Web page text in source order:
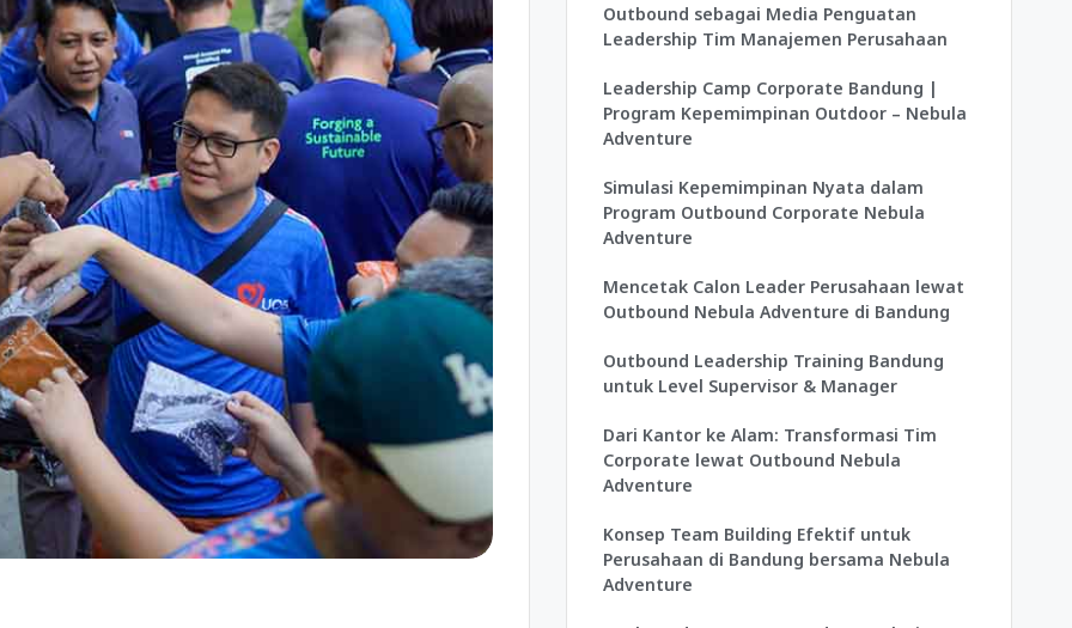
Outbound sebagai Media Penguatan
Leadership Tim Manajemen Perusahaan
Leadership Camp Corporate Bandung |
Program Kepemimpinan Outdoor – Nebula
Adventure
Simulasi Kepemimpinan Nyata dalam
Program Outbound Corporate Nebula
Adventure
Mencetak Calon Leader Perusahaan lewat
Outbound Nebula Adventure di Bandung
Outbound Leadership Training Bandung
untuk Level Supervisor & Manager
Dari Kantor ke Alam: Transformasi Tim
Corporate lewat Outbound Nebula
Adventure
Konsep Team Building Efektif untuk
Perusahaan di Bandung bersama Nebula
Adventure